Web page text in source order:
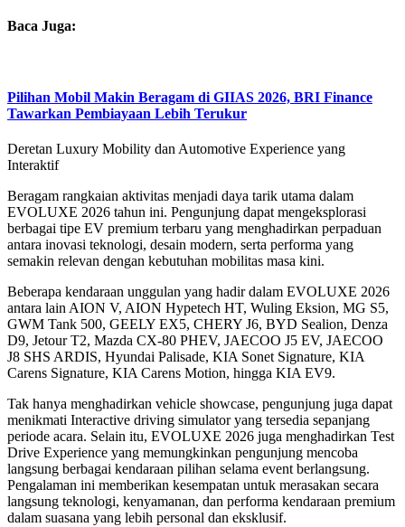
Baca Juga:
Pilihan Mobil Makin Beragam di GIIAS 2026, BRI Finance
Tawarkan Pembiayaan Lebih Terukur
Deretan Luxury Mobility dan Automotive Experience yang
Interaktif
Beragam rangkaian aktivitas menjadi daya tarik utama dalam
EVOLUXE 2026 tahun ini. Pengunjung dapat mengeksplorasi
berbagai tipe EV premium terbaru yang menghadirkan perpaduan
antara inovasi teknologi, desain modern, serta performa yang
semakin relevan dengan kebutuhan mobilitas masa kini.
Beberapa kendaraan unggulan yang hadir dalam EVOLUXE 2026
antara lain AION V, AION Hypetech HT, Wuling Eksion, MG S5,
GWM Tank 500, GEELY EX5, CHERY J6, BYD Sealion, Denza
D9, Jetour T2, Mazda CX-80 PHEV, JAECOO J5 EV, JAECOO
J8 SHS ARDIS, Hyundai Palisade, KIA Sonet Signature, KIA
Carens Signature, KIA Carens Motion, hingga KIA EV9.
Tak hanya menghadirkan vehicle showcase, pengunjung juga dapat
menikmati Interactive driving simulator yang tersedia sepanjang
periode acara. Selain itu, EVOLUXE 2026 juga menghadirkan Test
Drive Experience yang memungkinkan pengunjung mencoba
langsung berbagai kendaraan pilihan selama event berlangsung.
Pengalaman ini memberikan kesempatan untuk merasakan secara
langsung teknologi, kenyamanan, dan performa kendaraan premium
dalam suasana yang lebih personal dan eksklusif.